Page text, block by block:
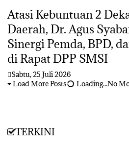
Atasi Kebuntuan 2
Daerah, Dr. Agus
Sinergi Pemda, BPD,
di Rapat DPP SMSI
Sabtu, 25 Juli 2026
Load More Posts
Loading...No
TERKINI